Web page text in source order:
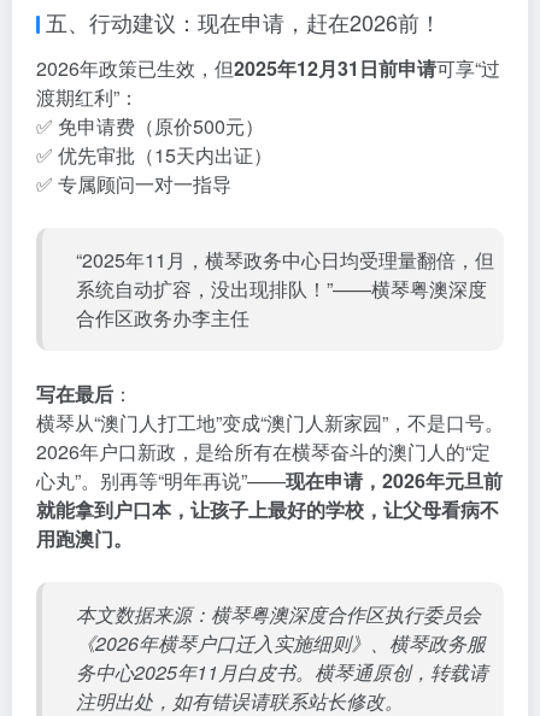
五、行动建议：现在申请，赶在2026前！
2026年政策已生效，但2025年12月31日前申请可享“过
渡期红利”：
✅ 免申请费（原价500元）
✅ 优先审批（15天内出证）
✅ 专属顾问一对一指导
“2025年11月，横琴政务中心日均受理量翻倍，但
系统自动扩容，没出现排队！”——横琴粤澳深度
合作区政务办李主任
写在最后 ：
横琴从“澳门人打工地”变成“澳门人新家园”，不是口号。
2026年户口新政，是给所有在横琴奋斗的澳门人的“定
心丸”。别再等“明年再说”——现在申请，2026年元旦前
就能拿到户口本，让孩子上最好的学校，让父母看病不
用跑澳门。
本文数据来源：横琴粤澳深度合作区执行委员会
《2026年横琴户口迁入实施细则》、横琴政务服
务中心2025年11月白皮书。横琴通原创，转载请
注明出处，如有错误请联系站长修改。